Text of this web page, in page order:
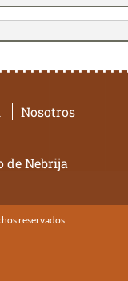
Nosotros
de Nebrija
reservados